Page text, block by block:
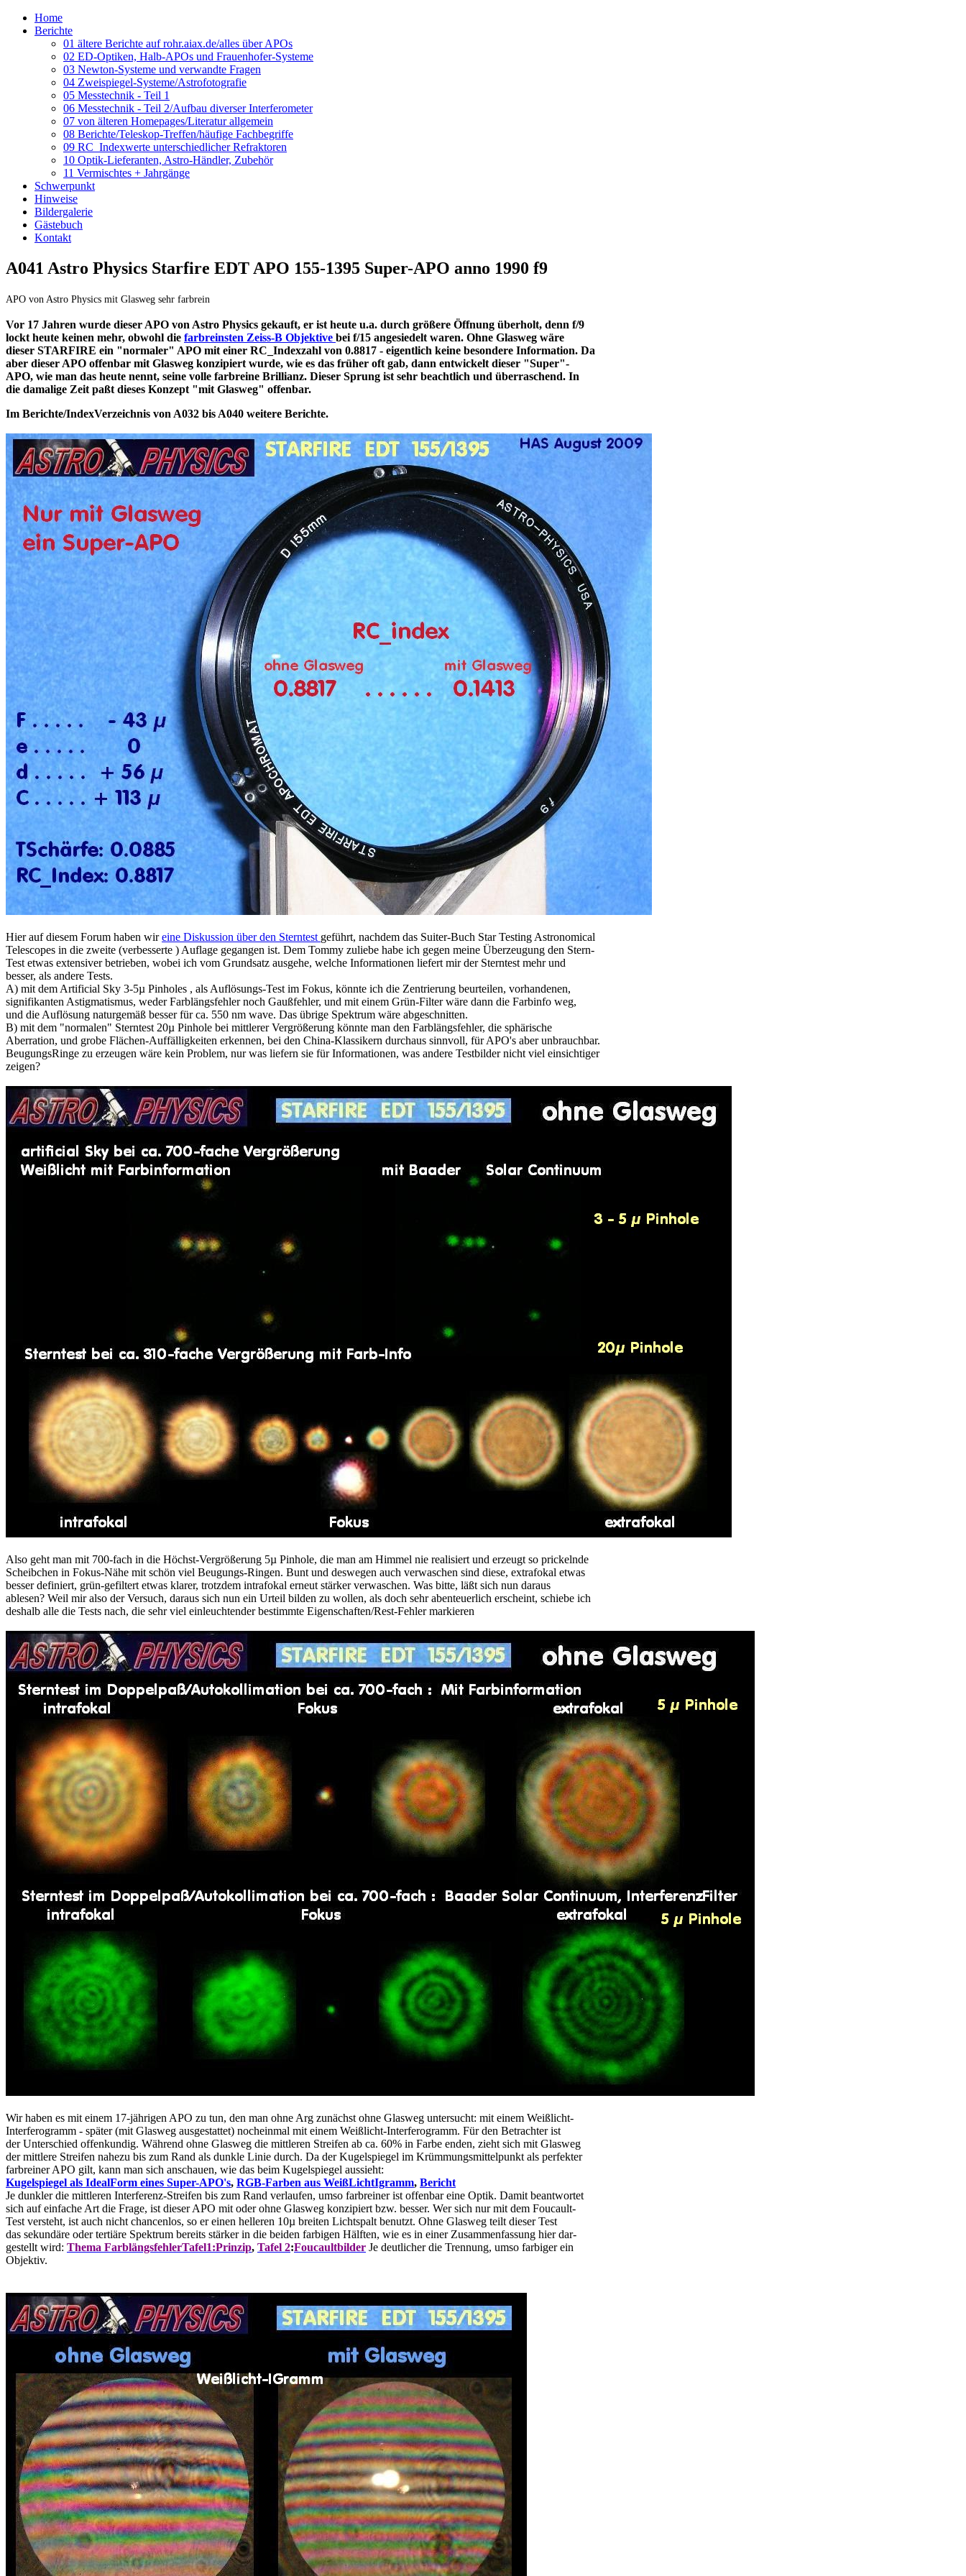
Home
Berichte
01 ältere Berichte auf rohr.aiax.de/alles über APOs
02 ED-Optiken, Halb-APOs und Frauenhofer-Systeme
03 Newton-Systeme und verwandte Fragen
04 Zweispiegel-Systeme/Astrofotografie
05 Messtechnik - Teil 1
06 Messtechnik - Teil 2/Aufbau diverser Interferometer
07 von älteren Homepages/Literatur allgemein
08 Berichte/Teleskop-Treffen/häufige Fachbegriffe
09 RC_Indexwerte unterschiedlicher Refraktoren
10 Optik-Lieferanten, Astro-Händler, Zubehör
11 Vermischtes + Jahrgänge
Schwerpunkt
Hinweise
Bildergalerie
Gästebuch
Kontakt
A041 Astro Physics Starfire EDT APO 155-1395 Super-APO anno 1990 f9
APO von Astro Physics mit Glasweg sehr farbrein
Vor 17 Jahren wurde dieser APO von Astro Physics gekauft, er ist heute u.a. durch größere Öffnung überholt, denn f/9
lockt heute keinen mehr, obwohl die farbreinsten Zeiss-B Objektive bei f/15 angesiedelt waren. Ohne Glasweg wäre
dieser STARFIRE ein "normaler" APO mit einer RC_Indexzahl von 0.8817 - eigentlich keine besondere Information. Da
aber dieser APO offenbar mit Glasweg konzipiert wurde, wie es das früher oft gab, dann entwickelt dieser "Super"-
APO, wie man das heute nennt, seine volle farbreine Brillianz. Dieser Sprung ist sehr beachtlich und überraschend. In
die damalige Zeit paßt dieses Konzept "mit Glasweg" offenbar.
Im Berichte/IndexVerzeichnis von A032 bis A040 weitere Berichte.
Hier auf diesem Forum haben wireine Diskussion über den Sterntest geführt, nachdem das Suiter-Buch Star Testing Astronomical
Telescopes in die zweite (verbesserte ) Auflage gegangen ist. Dem Tommy zuliebe habe ich gegen meine Überzeugung den Stern-
Test etwas extensiver betrieben, wobei ich vom Grundsatz ausgehe, welche Informationen liefert mir der Sterntest mehr und
besser, als andere Tests.
A) mit dem Artificial Sky 3-5µ Pinholes , als Auflösungs-Test im Fokus, könnte ich die Zentrierung beurteilen, vorhandenen,
signifikanten Astigmatismus, weder Farblängsfehler noch Gaußfehler, und mit einem Grün-Filter wäre dann die Farbinfo weg,
und die Auflösung naturgemäß besser für ca. 550 nm wave. Das übrige Spektrum wäre abgeschnitten.
B) mit dem "normalen" Sterntest 20µ Pinhole bei mittlerer Vergrößerung könnte man den Farblängsfehler, die sphärische
Aberration, und grobe Flächen-Auffälligkeiten erkennen, bei den China-Klassikern durchaus sinnvoll, für APO's aber unbrauchbar.
BeugungsRinge zu erzeugen wäre kein Problem, nur was liefern sie für Informationen, was andere Testbilder nicht viel einsichtiger
zeigen?
Also geht man mit 700-fach in die Höchst-Vergrößerung 5µ Pinhole, die man am Himmel nie realisiert und erzeugt so prickelnde
Scheibchen in Fokus-Nähe mit schön viel Beugungs-Ringen. Bunt und deswegen auch verwaschen sind diese, extrafokal etwas
besser definiert, grün-gefiltert etwas klarer, trotzdem intrafokal erneut stärker verwaschen. Was bitte, läßt sich nun daraus
ablesen? Weil mir also der Versuch, daraus sich nun ein Urteil bilden zu wollen, als doch sehr abenteuerlich erscheint, schiebe ich
deshalb alle die Tests nach, die sehr viel einleuchtender bestimmte Eigenschaften/Rest-Fehler markieren
Wir haben es mit einem 17-jährigen APO zu tun, den man ohne Arg zunächst ohne Glasweg untersucht: mit einem Weißlicht-
Interferogramm - später (mit Glasweg ausgestattet) nocheinmal mit einem Weißlicht-Interferogramm. Für den Betrachter ist
der Unterschied offenkundig. Während ohne Glasweg die mittleren Streifen ab ca. 60% in Farbe enden, zieht sich mit Glasweg
der mittlere Streifen nahezu bis zum Rand als dunkle Linie durch. Da der Kugelspiegel im Krümmungsmittelpunkt als perfekter
farbreiner APO gilt, kann man sich anschauen, wie das beim Kugelspiegel aussieht:
Kugelspiegel als IdealForm eines Super-APO's, RGB-Farben aus WeißLichtIgramm, Bericht
Je dunkler die mittleren Interferenz-Streifen bis zum Rand verlaufen, umso farbreiner ist offenbar eine Optik. Damit beantwortet
sich auf einfache Art die Frage, ist dieser APO mit oder ohne Glasweg konzipiert bzw. besser. Wer sich nur mit dem Foucault-
Test versteht, ist auch nicht chancenlos, so er einen helleren 10µ breiten Lichtspalt benutzt. Ohne Glasweg teilt dieser Test
das sekundäre oder tertiäre Spektrum bereits stärker in die beiden farbigen Hälften, wie es in einer Zusammenfassung hier dar-
gestellt wird: Thema FarblängsfehlerTafel1:Prinzip, Tafel 2:Foucaultbilder Je deutlicher die Trennung, umso farbiger ein
Objektiv.